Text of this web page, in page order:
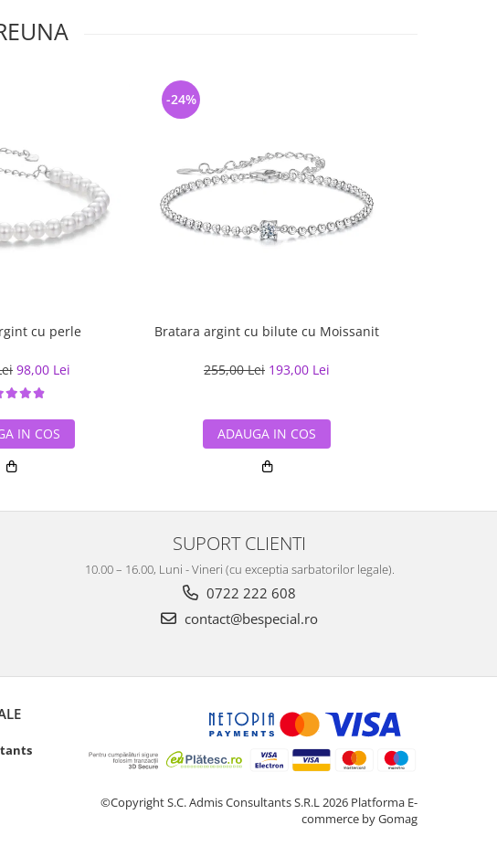
cu perle
98,00 Lei
IN COS
Bratara argint cu bilute cu Moissanit
255,00 Lei 193,00 Lei
-24%
ADAUGA IN COS
SUPORT CLIENTI
10.00 – 16.00, Luni - Vineri (cu exceptia sarbatorilor legale).
0722 222 608
contact@bespecial.ro
©Copyright S.C. Admis Consultants S.R.L 2026 Platforma E-
commerce by Gomag